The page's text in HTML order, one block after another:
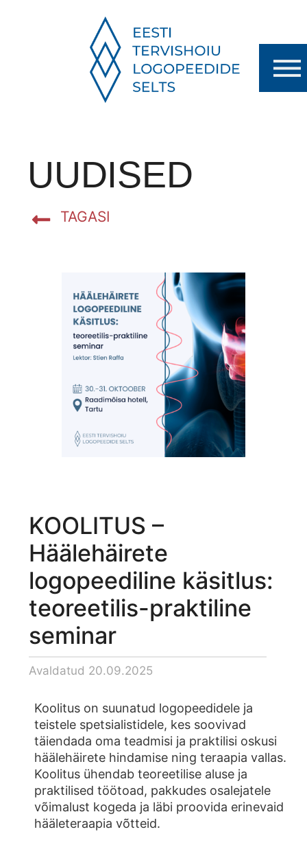
UUDISED
TAGASI
KOOLITUS –
Häälehäirete
logopeediline käsitlus:
teoreetilis-praktiline
seminar
Avaldatud 20.09.2025
Koolitus on suunatud logopeedidele ja
teistele spetsialistidele, kes soovivad
täiendada oma teadmisi ja praktilisi oskusi
häälehäirete hindamise ning teraapia vallas.
Koolitus ühendab teoreetilise aluse ja
praktilised töötoad, pakkudes osalejatele
võimalust kogeda ja läbi proovida erinevaid
hääleteraapia võtteid.